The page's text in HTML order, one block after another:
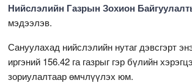
Нийслэлийн Газрын Зохион
мэдээлэв.
Сануулахад нийслэлийн нутаг дэвсгэрт
иргэний 156.42 га газрыг гэр бүлийн
зориулалтаар өмчлүүлэх юм.